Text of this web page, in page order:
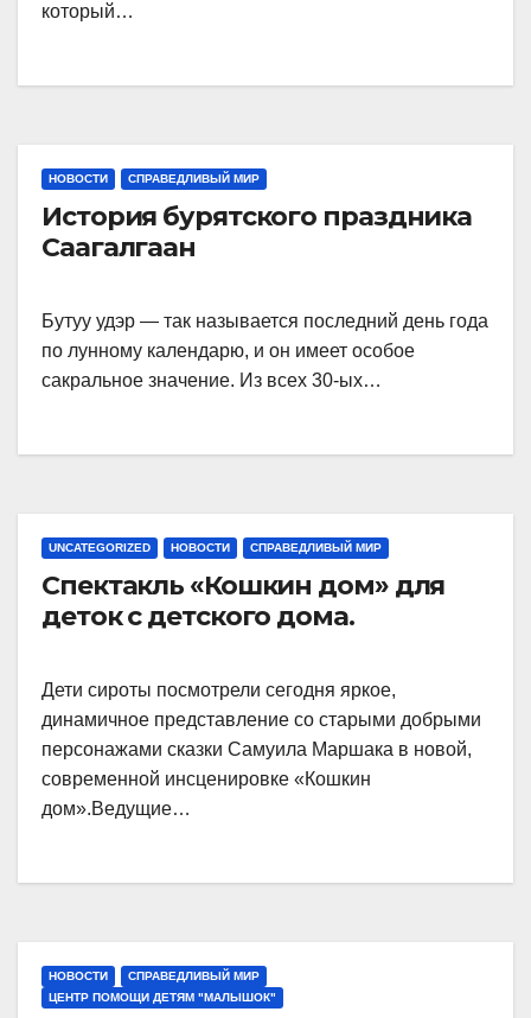
который…
НОВОСТИ СПРАВЕДЛИВЫЙ МИР
История бурятского праздника
Саагалгаан
Бутуу удэр — так называется последний день года
по лунному календарю, и он имеет особое
сакральное значение. Из всех 30-ых…
UNCATEGORIZED НОВОСТИ СПРАВЕДЛИВЫЙ МИР
Спектакль «Кошкин дом» для
деток с детского дома.
Дети сироты посмотрели сегодня яркое,
динамичное представление со старыми добрыми
персонажами сказки Самуила Маршака в новой,
современной инсценировке «Кошкин
дом».Ведущие…
НОВОСТИ
СПРАВЕДЛИВЫЙ МИР
ЦЕНТР ПОМОЩИ ДЕТЯМ "МАЛЫШОК"